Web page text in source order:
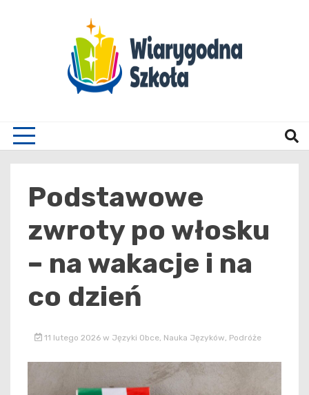
Podstawowe
zwroty po włosku
– na wakacje i na
co dzień
11 lutego 2026 w Języki Obce, Nauka Języków Podróże